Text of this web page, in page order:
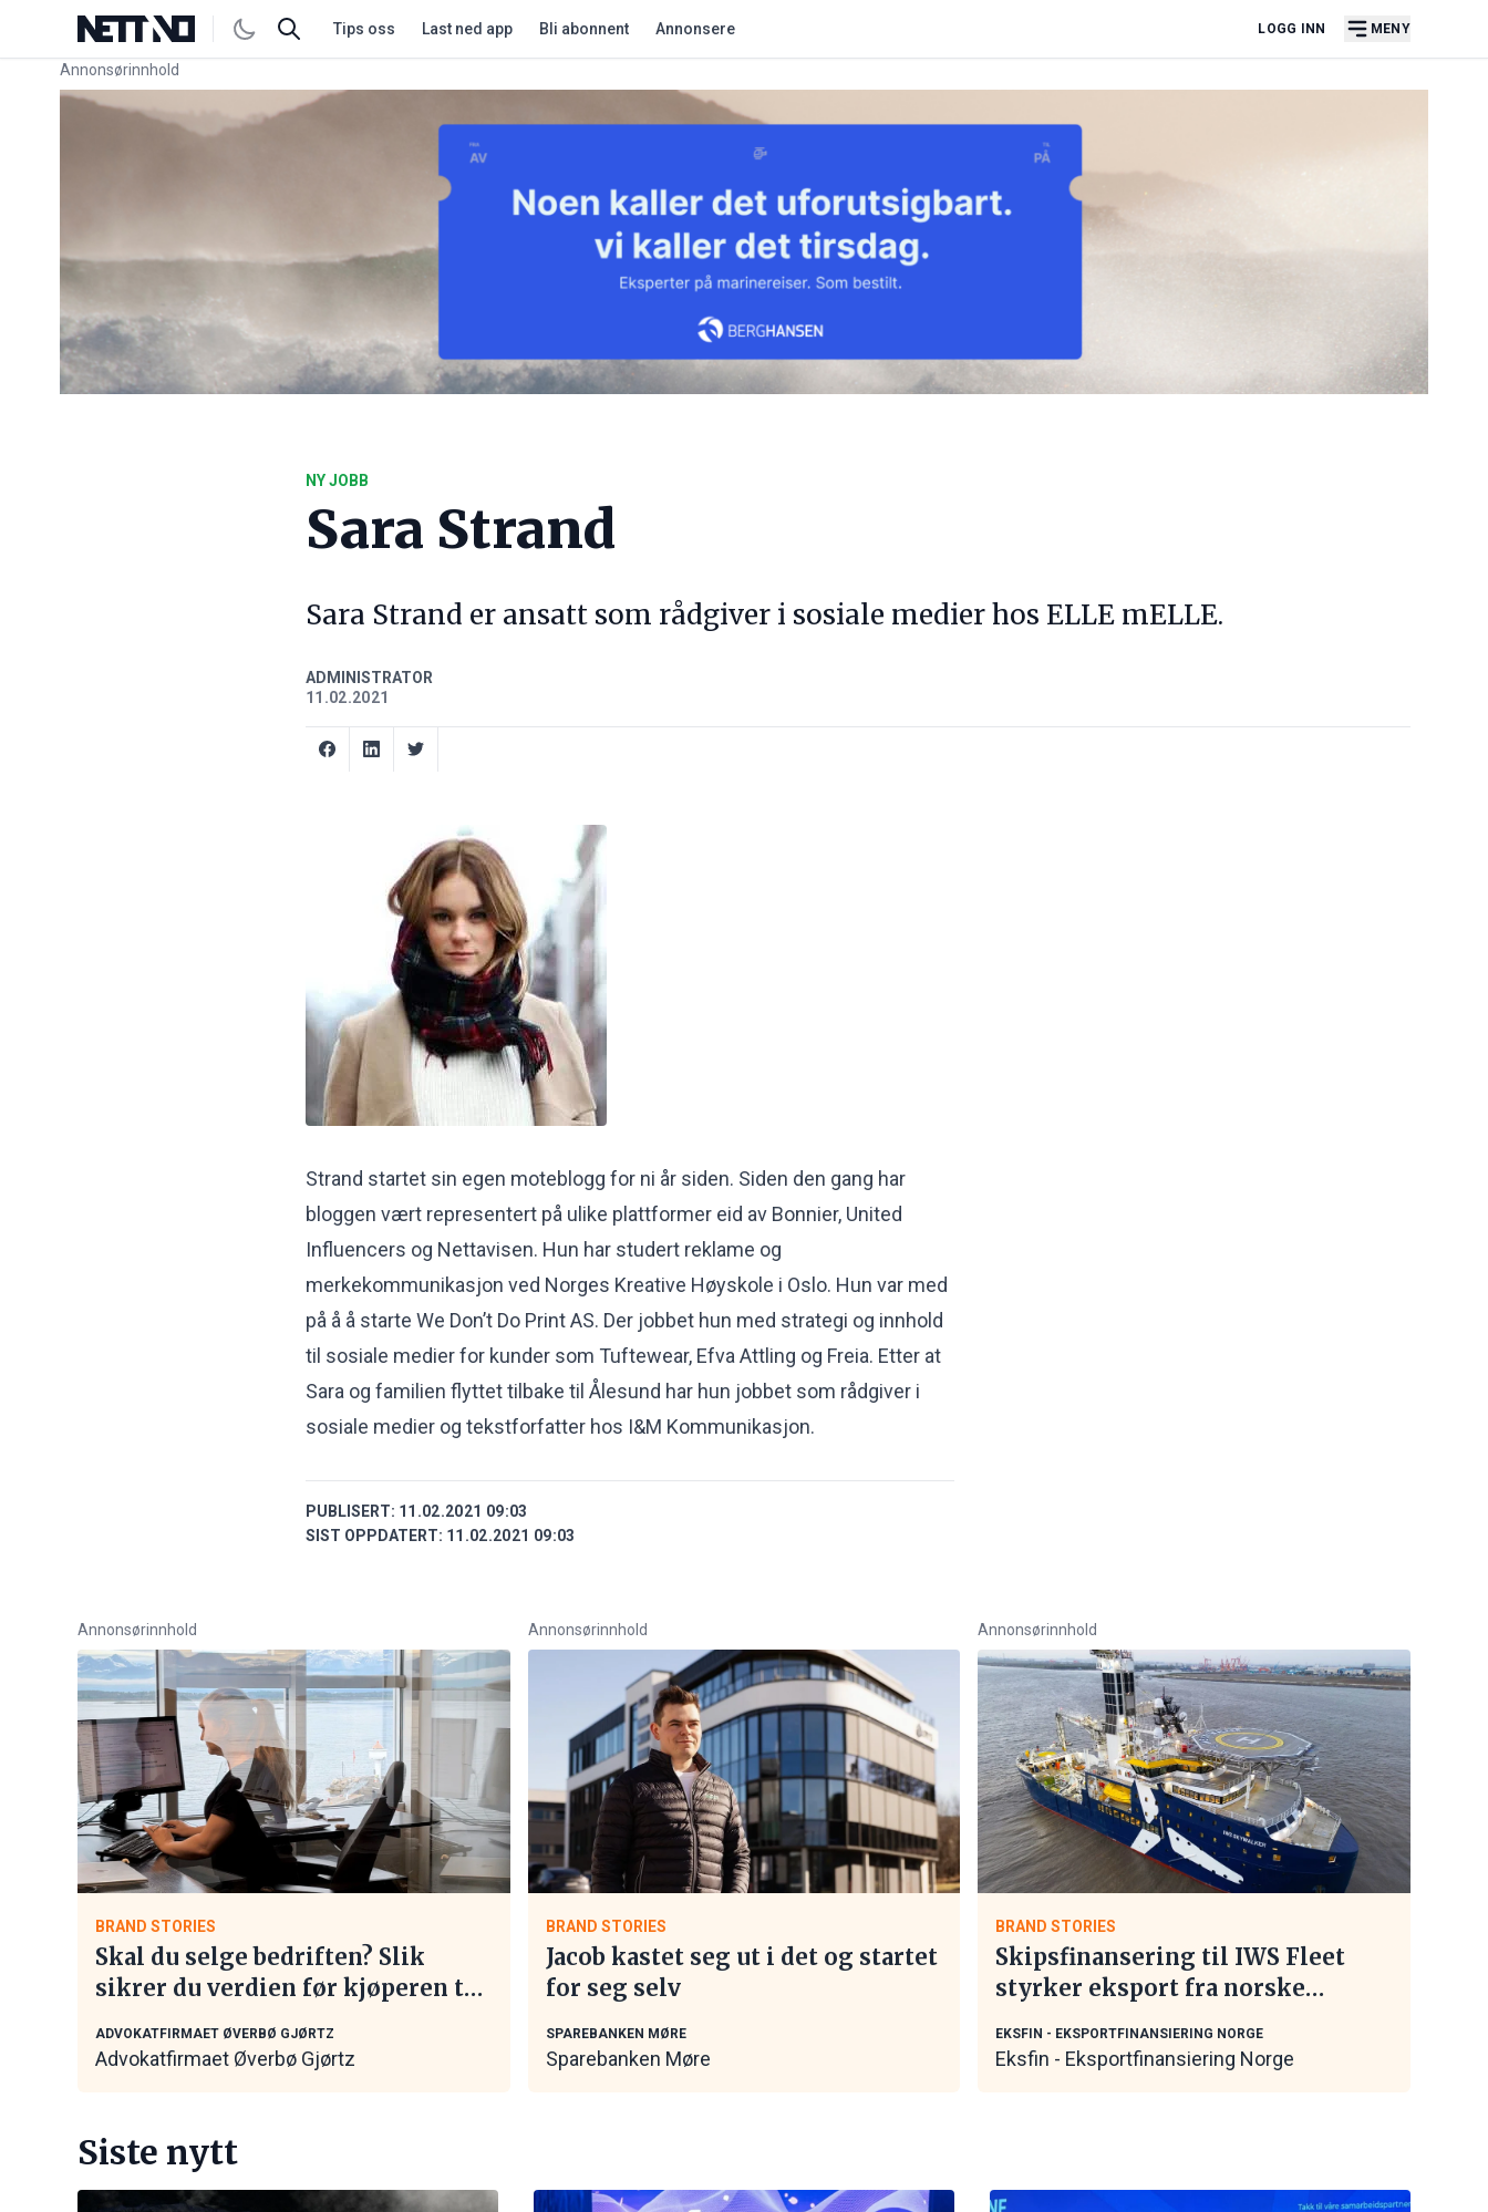
Tips oss Last ned app Bli abonnent Annonsere LOGG INN MENY
Annonsørinnhold
Link for annonse
NY JOBB
Sara Strand
Sara Strand er ansatt som rådgiver i sosiale medier hos ELLE mELLE.
ADMINISTRATOR
11.02.2021
Strand startet sin egen moteblogg for ni år siden. Siden den gang har
bloggen vært representert på ulike plattformer eid av Bonnier, United
Influencers og Nettavisen. Hun har studert reklame og
merkekommunikasjon ved Norges Kreative Høyskole i Oslo. Hun var med
på å å starte We Don’t Do Print AS. Der jobbet hun med strategi og innhold
til sosiale medier for kunder som Tuftewear, Efva Attling og Freia. Etter at
Sara og familien flyttet tilbake til Ålesund har hun jobbet som rådgiver i
sosiale medier og tekstforfatter hos I&M Kommunikasjon.
PUBLISERT: 11.02.2021 09:03
SIST OPPDATERT: 11.02.2021 09:03
Annonsørinnhold
BRAND STORIES
Skal du selge bedriften? Slik
sikrer du verdien før kjøperen tar
ADVOKATFIRMAET ØVERBØ GJØRTZ
Advokatfirmaet Øverbø Gjørtz
Annonsørinnhold
BRAND STORIES
Jacob kastet seg ut i det og startet
for seg selv
SPAREBANKEN MØRE
Sparebanken Møre
Annonsørinnhold
BRAND STORIES
Skipsfinansering til IWS Fleet
styrker eksport fra norske
EKSFIN - EKSPORTFINANSIERING NORGE
Eksfin - Eksportfinansiering Norge
Siste nytt